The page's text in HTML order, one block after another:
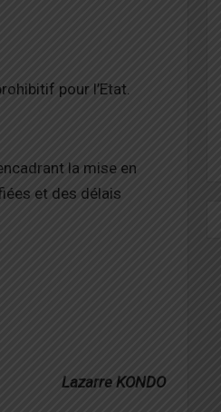
pour l’Etat.
la mise en
et des délais
Lazarre KONDO